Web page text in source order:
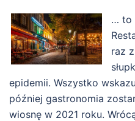
… to
raz
epidemii. Wszystko
później gastronomia
wiosnę w 2021 roku.